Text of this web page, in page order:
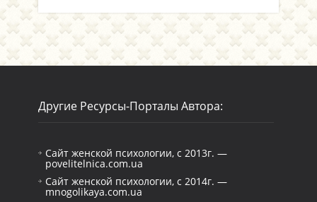
Другие Ресурсы-Порталы Автора:
Сайт женской психологии, с 2013г. —
povelitelnica.com.ua
Сайт женской психологии, с 2014г. —
mnogolikaya.com.ua